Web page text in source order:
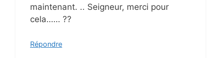
maintenant. .. Seigneur, merci pour
cela…… ??
Répondre